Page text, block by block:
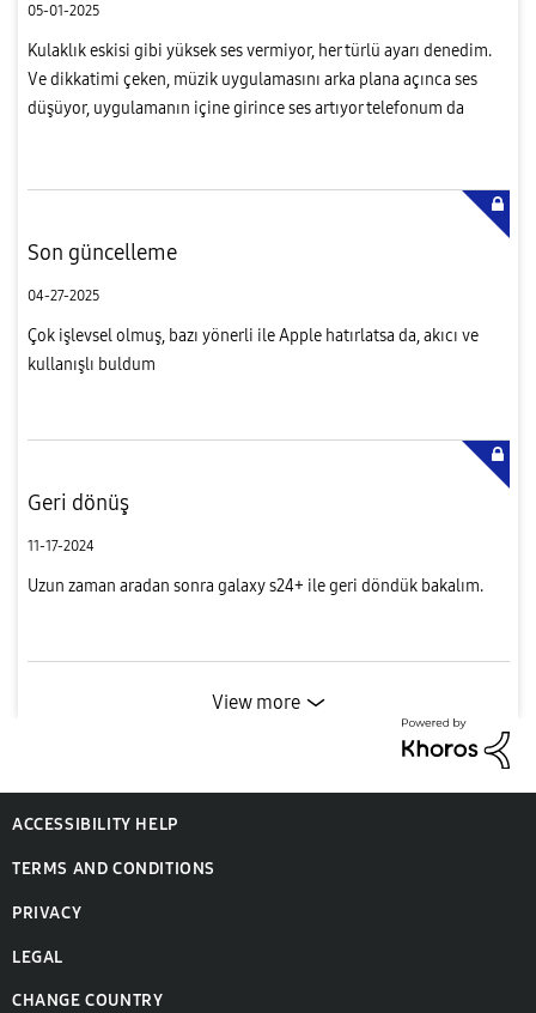
05-01-2025
Kulaklık eskisi gibi yüksek ses vermiyor, her türlü ayarı denedim.
Ve dikkatimi çeken, müzik uygulamasını arka plana açınca ses
düşüyor, uygulamanın içine girince ses artıyor telefonum da
Son güncelleme
04-27-2025
Çok işlevsel olmuş, bazı yönerli ile Apple hatırlatsa da, akıcı ve
kullanışlı buldum
Geri dönüş
11-17-2024
Uzun zaman aradan sonra galaxy s24+ ile geri döndük bakalım.
View more
ACCESSIBILITY HELP
TERMS AND CONDITIONS
PRIVACY
LEGAL
CHANGE COUNTRY